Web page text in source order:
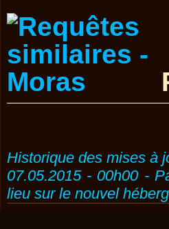
Historique des mises à
07.05.2015 - 00h00 -
lieu sur le nouvel